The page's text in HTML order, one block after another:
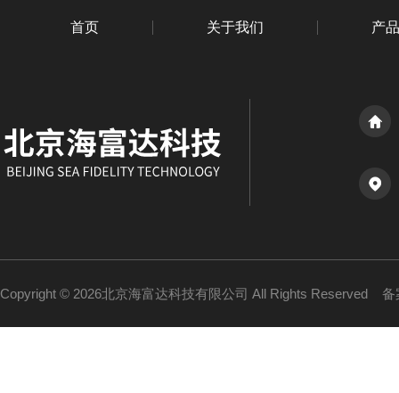
首页 关于我们 产
Copyright © 2026北京海富达科技有限公司 All Rights Reserved 备